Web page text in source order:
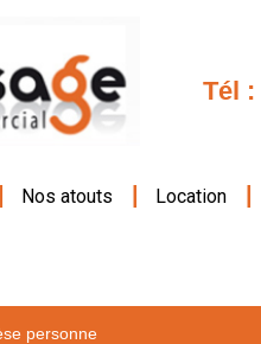
Tél :
Nos atouts Location
personne